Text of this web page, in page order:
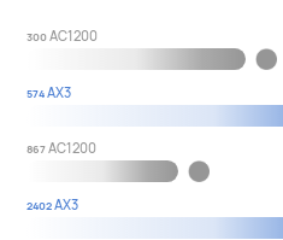
300AC1200
574AX3
867AC1200
2402AX3